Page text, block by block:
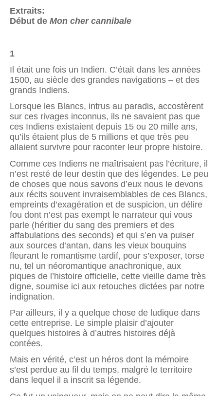
Extraits:
Début de Mon cher cannibale
1
Il était une fois un Indien. C’était dans les années
1500, au siècle des grandes navigations – et des
grands Indiens.
Lorsque les Blancs, intrus au paradis, accostèrent
sur ces rivages inconnus, ils ne savaient pas que
ces Indiens existaient depuis 15 ou 20 mille ans,
qu’ils étaient plus de 5 millions et que très peu
allaient survivre pour raconter leur propre histoire.
Comme ces Indiens ne maîtrisaient pas l’écriture, il
n’est resté de leur destin que des légendes. Le peu
de choses que nous savons d’eux nous le devons
aux récits souvent invraisemblables de ces Blancs,
empreints d’exagération et de suspicion, un délire
fou dont n’est pas exempt le narrateur qui vous
parle (héritier du sang des premiers et des
affabulations des seconds) et qui s’en va puiser
aux sources d’antan, dans les vieux bouquins
fleurant le romantisme tardif, pour s’exposer, torse
nu, tel un néoromantique anachronique, aux
piques de l’histoire officielle, cette vieille dame très
digne, soumise ici aux retouches dictées par notre
indignation.
Par ailleurs, il y a quelque chose de ludique dans
cette entreprise. Le simple plaisir d’ajouter
quelques histoires à d’autres histoires déjà
contées.
Mais en vérité, c’est un héros dont la mémoire
s’est perdue au fil du temps, malgré le territoire
dans lequel il a inscrit sa légende.